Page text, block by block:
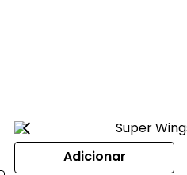
Adicionar